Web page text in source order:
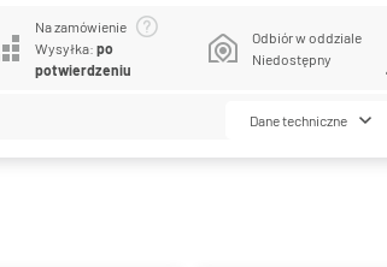
Na zamówienie
Wysyłka:po
potwierdzeniu
Odbiór w oddziale
Niedostępny
Dane techniczne